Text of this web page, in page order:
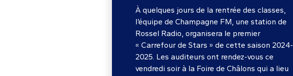
À quelques jours de la rentrée des classes,
l’équipe de Champagne FM, une station de
Rossel Radio, organisera le premier
« Carrefour de Stars » de cette saison 2024-
2025. Les auditeurs ont rendez-vous ce
vendredi soir à la Foire de Châlons qui a lieu